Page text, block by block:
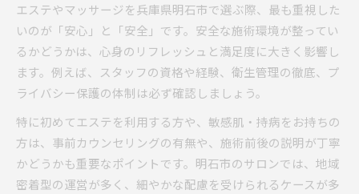
エステやマッサージを兵庫県明石市で選ぶ際、最も重視した
いのが「安心」と「安全」です。安全な施術環境が整ってい
るかどうかは、心身のリフレッシュと満足度に大きく影響し
ます。例えば、スタッフの資格や経験、衛生管理の徹底、プ
ライバシー保護の体制は必ず確認しましょう。
特に初めてエステを利用する方や、敏感肌・持病をお持ちの
方は、事前カウンセリングの有無や、施術前後の説明が丁寧
かどうかも重要なポイントです。明石市のサロンでは、地域
密着型の運営が多く、細やかな配慮を受けられるケースが多